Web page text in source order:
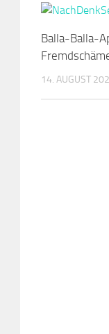
Balla-Balla-
14. AUGUST